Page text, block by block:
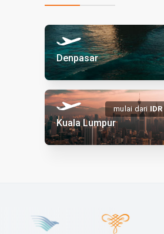
Denpasar
mulai dari IDR
Kuala Lumpur